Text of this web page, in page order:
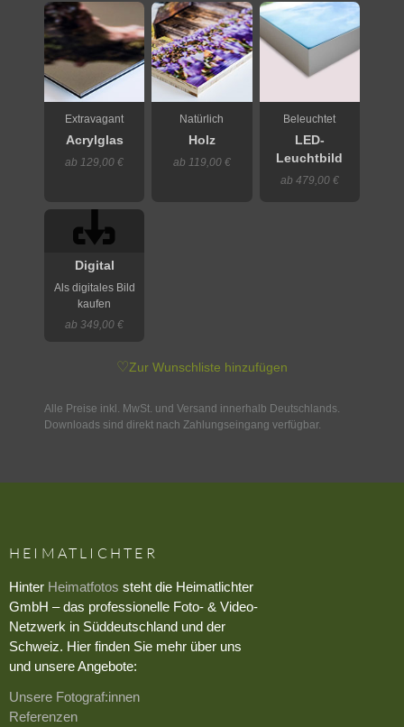
Extravagant
Acrylglas
ab 129,00 €
Natürlich
Holz
ab 119,00 €
Beleuchtet
LED-
Leuchtbild
ab 479,00 €
Digital
Als digitales Bild
kaufen
ab 349,00 €
♡Zur Wunschliste hinzufügen
Alle Preise inkl. MwSt. und Versand innerhalb Deutschlands.
Downloads sind direkt nach Zahlungseingang verfügbar.
HEIMATLICHTER
Hinter Heimatfotos steht die Heimatlichter
GmbH – das professionelle Foto- & Video-
Netzwerk in Süddeutschland und der
Schweiz. Hier finden Sie mehr über uns
und unsere Angebote:
Unsere Fotograf:innen
Referenzen